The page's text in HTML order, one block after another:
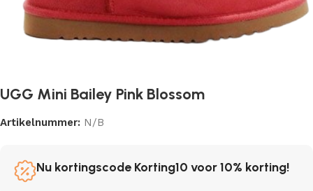
UGG Mini Bailey Pink Blossom
Artikelnummer: N/B
Nu kortingscode Korting10 voor 10% korting!